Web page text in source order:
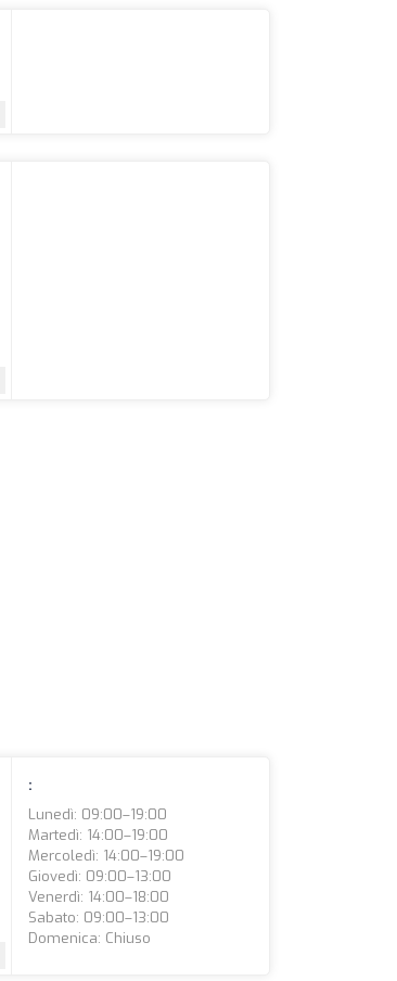
:
Lunedì: 09:00–19:00
Martedì: 14:00–19:00
Mercoledì: 14:00–19:00
Giovedì: 09:00–13:00
Venerdì: 14:00–18:00
Sabato: 09:00–13:00
Domenica: Chiuso